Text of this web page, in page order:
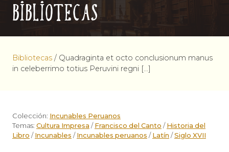
Bibliotecas
Bibliotecas / Quadraginta et octo conclusionum manus
in celeberrimo totius Peruvini regni […]
Colección: Incunables Peruanos
Temas: Cultura Impresa /Francisco del Canto /Historia del
Libro /Incunables /Incunables peruanos /Latín /Siglo XVII